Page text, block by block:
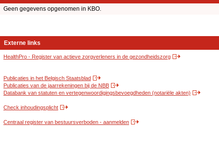
Geen gegevens opgenomen in KBO.
Externe links
HealthPro - Register van actieve zorgverleners in de gezondheidszorg
Publicaties in het Belgisch Staatsblad
Publicaties van de jaarrekeningen bij de NBB
Databank van statuten en vertegenwoordigingsbevoegdheden (notariële akten)
Check inhoudingsplicht
Centraal register van bestuursverboden - aanmelden